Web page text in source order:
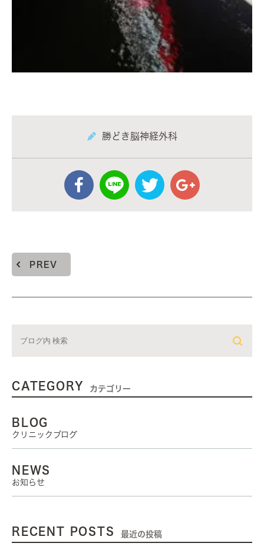
勝どき脳神経外科
PREV
CATEGORY カテゴリー
BLOG
クリニックブログ
NEWS
お知らせ
RECENT POSTS 最近の投稿